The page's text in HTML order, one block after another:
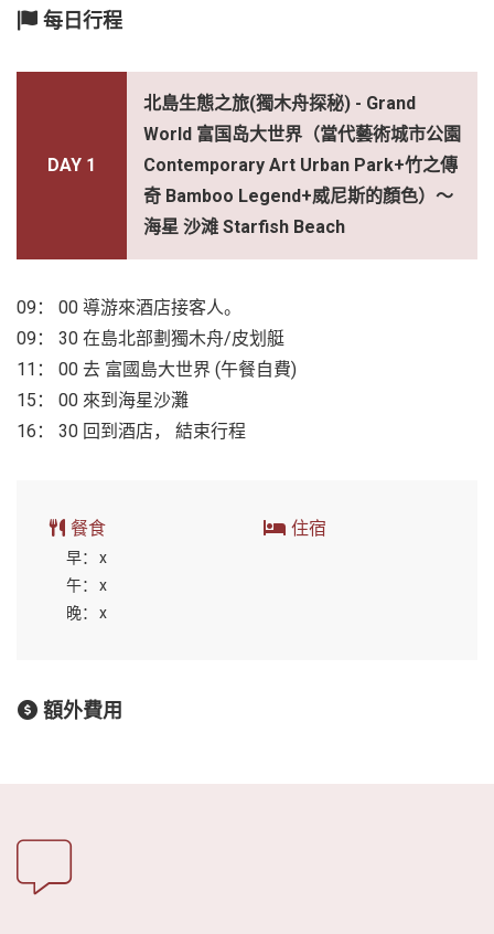
每日行程
DAY 1
北島生態之旅(獨木舟探秘) - Grand
World 富国岛大世界（當代藝術城市公園
Contemporary Art Urban Park+竹之傳
奇 Bamboo Legend+威尼斯的顏色）～
海星 沙滩 Starfish Beach
09： 00 導游來酒店接客人。
09： 30 在島北部劃獨木舟/皮划艇
11： 00 去 富國島大世界 (午餐自費)
15： 00 來到海星沙灘
16： 30 回到酒店， 結束行程
餐食
早：
x
午：
x
晚：
x
住宿
額外費用